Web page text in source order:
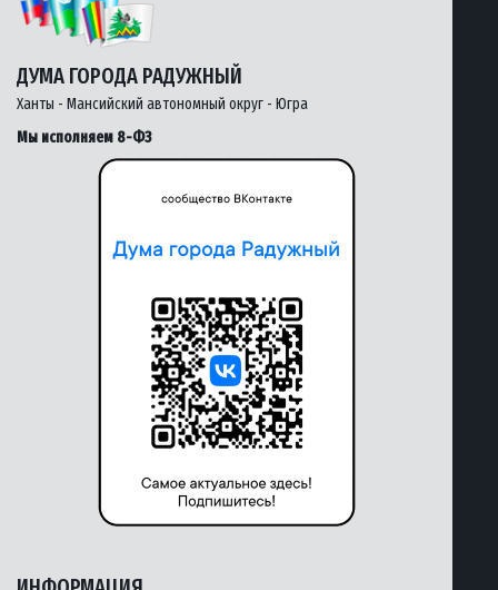
ДУМА ГОРОДА РАДУЖНЫЙ
Ханты - Мансийский автономный округ - Югра
Мы исполняем 8-ФЗ